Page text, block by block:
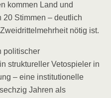
kommen Land und
20 Stimmen – deutlich
nötig ist.
politischer
struktureller Vetospieler in
– eine institutionelle
Jahren als